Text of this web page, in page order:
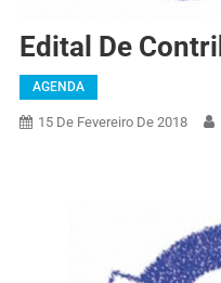
Edital De
AGENDA
15 De Fevereiro De 2018